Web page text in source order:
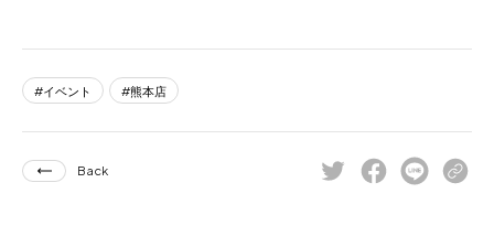
イベント 熊本店
Back